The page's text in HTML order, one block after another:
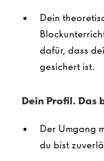
Dein
dafür, dass
gesichert ist.
Dein Profil. Das
Der Umgang
du bist